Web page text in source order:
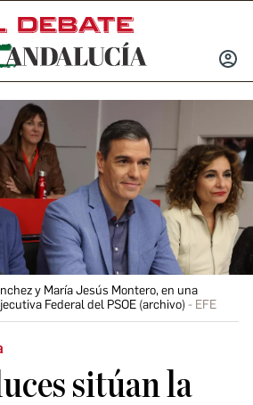
INICIAR
y María Jesús Montero, en una
Federal del PSOE (archivo)
EFE
sitúan la